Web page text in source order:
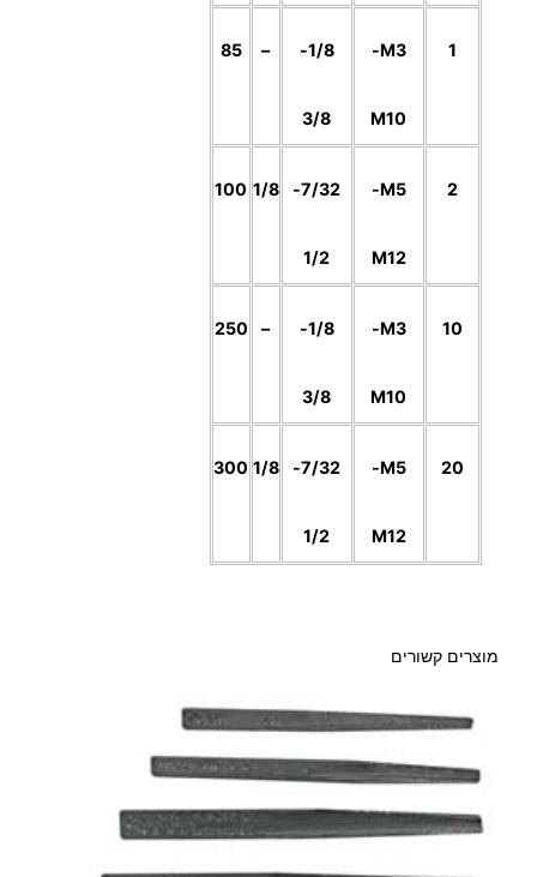
1
M3-
M10
1/8-
3/8
–
85
2
M5-
M12
7/32-
1/2
1/8
100
10
M3-
M10
1/8-
3/8
–
250
20
M5-
M12
7/32-
1/2
1/8
300
מוצרים קשורים